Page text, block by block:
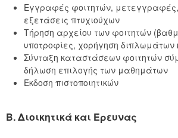
Εγγραφές φοιτητών, μετεγγραφές,
εξετάσεις πτυχιούχων
Τήρηση αρχείου των φοιτητών
υποτροφίες, χορήγηση διπλωμάτων
Σύνταξη καταστάσεων φοιτητών
δήλωση επιλογής των μαθημάτων
Έκδοση πιστοποιητικών
Β. Διοικητικά και Έρευνας